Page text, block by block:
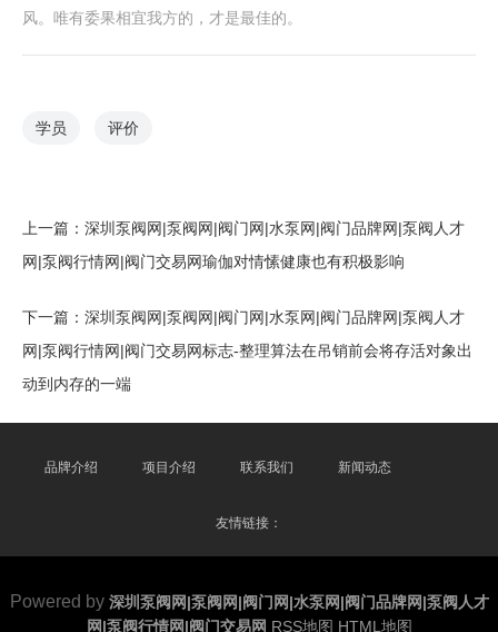
风。唯有委果相宜我方的，才是最佳的。
学员 评价
上一篇： 深圳泵阀网|泵阀网|阀门网|水泵网|阀门品牌网|泵阀人才
网|泵阀行情网|阀门交易网瑜伽对情愫健康也有积极影响
下一篇： 深圳泵阀网|泵阀网|阀门网|水泵网|阀门品牌网|泵阀人才
网|泵阀行情网|阀门交易网标志-整理算法在吊销前会将存活对象出
动到内存的一端
品牌介绍 项目介绍 联系我们 新闻动态
友情链接：
Powered by 深圳泵阀网|泵阀网|阀门网|水泵网|阀门品牌网|泵阀人才
网|泵阀行情网|阀门交易网 RSS地图 HTML地图